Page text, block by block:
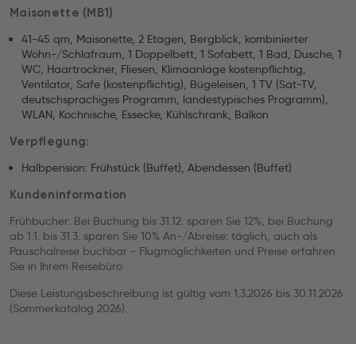
Maisonette (MB1)
41-45 qm, Maisonette, 2 Etagen, Bergblick, kombinierter
Wohn-/Schlafraum, 1 Doppelbett, 1 Sofabett, 1 Bad, Dusche, 1
WC, Haartrockner, Fliesen, Klimaanlage kostenpflichtig,
Ventilator, Safe (kostenpflichtig), Bügeleisen, 1 TV (Sat-TV,
deutschsprachiges Programm, landestypisches Programm),
WLAN, Kochnische, Essecke, Kühlschrank, Balkon
Verpflegung:
Halbpension: Frühstück (Buffet), Abendessen (Buffet)
Kundeninformation
Frühbucher: Bei Buchung bis 31.12. sparen Sie 12%, bei Buchung
ab 1.1. bis 31.3. sparen Sie 10% An-/Abreise: täglich, auch als
Pauschalreise buchbar - Flugmöglichkeiten und Preise erfahren
Sie in Ihrem Reisebüro
Diese Leistungsbeschreibung ist gültig vom 1.3.2026 bis 30.11.2026
(Sommerkatalog 2026).